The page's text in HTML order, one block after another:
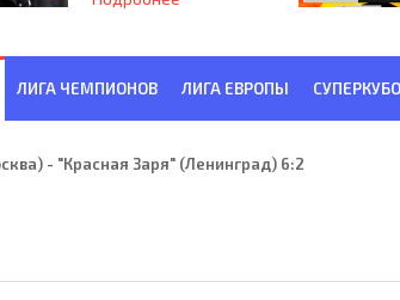
ЛИГА ЧЕМПИОНОВ ЛИГА ЕВРОПЫ
- "Красная Заря" (Ленинград) 6:2